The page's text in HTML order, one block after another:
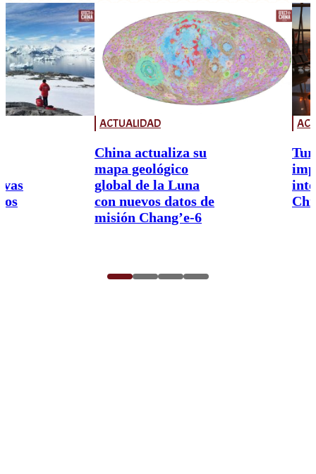
ACTUALIDAD
China actualiza su
mapa geológico
global de la Luna
con nuevos datos de
misión Chang’e-6